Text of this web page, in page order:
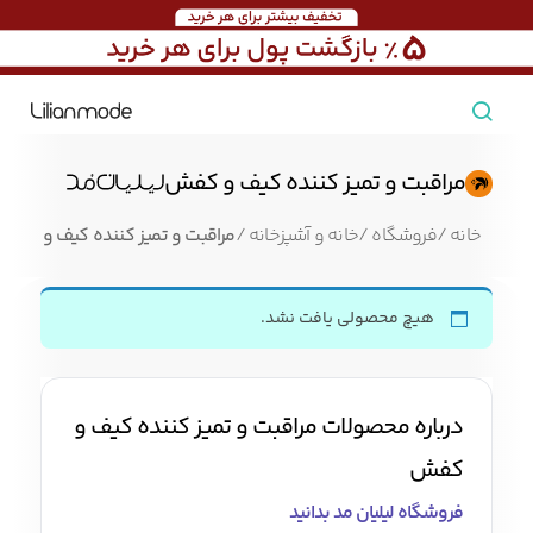
زنانه
بچه‌گانه
تجهیزات سفر
تیشرت مردانه پیراهن مردانه پولوشرت مردانه
جوراب مردانه
مراقبت و تمیز کننده کیف و کفش
خانه/فروشگاه/خانه و آشپزخانه/مراقبت و تمیز کننده کیف و
هیچ محصولی یافت نشد.
درباره محصولات مراقبت و تمیز کننده کیف و
کفش
فروشگاه لیلیان مد بدانید